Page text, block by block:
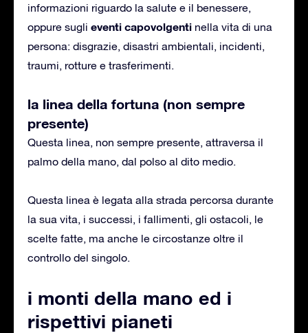
informazioni riguardo la salute e il benessere,
oppure sugli eventi capovolgenti nella vita di una
persona: disgrazie, disastri ambientali, incidenti,
traumi, rotture e trasferimenti.
la linea della fortuna (non sempre
presente)
Questa linea, non sempre presente, attraversa il
palmo della mano, dal polso al dito medio.
Questa linea è legata alla strada percorsa durante
la sua vita, i successi, i fallimenti, gli ostacoli, le
scelte fatte, ma anche le circostanze oltre il
controllo del singolo.
i monti della mano ed i
rispettivi pianeti